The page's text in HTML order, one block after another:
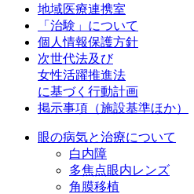
地域医療連携室
「治験」について
個人情報保護方針
次世代法及び
女性活躍推進法
に基づく行動計画
掲示事項（施設基準ほか）
眼の病気と治療について
白内障
多焦点眼内レンズ
角膜移植